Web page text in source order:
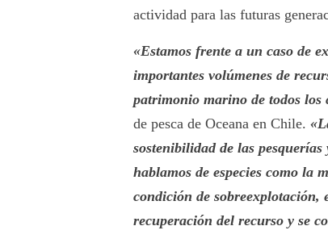
actividad para las futuras
«Estamos frente a un caso de
importantes volúmenes de
patrimonio marino de todos los
de pesca de Oceana en Chile.
sostenibilidad de las
hablamos de especies como la
condición de sobreexplotación,
recuperación del recurso y se